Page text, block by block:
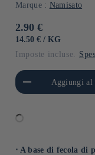
Marque : Namisato
Prezzo
di
2.90 €
PREZZO
14.50 € / PER
KG
Imposte incluse.
quantità per Default
Title
Aggiungi al
⋅ A base di fecola di